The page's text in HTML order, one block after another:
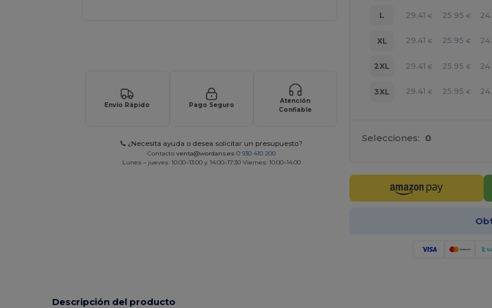
Envío Rápido Pago Seguro
Atención
Confiable
¿Necesita ayuda o desea solicitar un presupuesto?
Contacto venta@wordans.es O 930 410 200
Lunes – jueves: 10:00–13:00 y 14:00–17:30 Viernes: 10:00–14:00
L 29.41 € 25.95 €
XL 29.41 € 25.95 €
2XL 29.41 € 25.95 €
3XL 29.41 € 25.95 €
Selecciones: 0
Descripción del producto